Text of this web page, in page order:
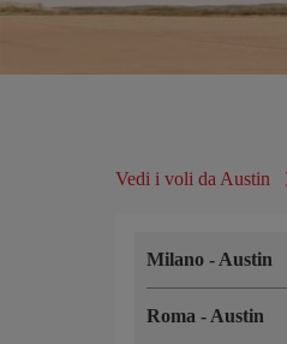
Vedi i voli da Austin
Milano - Austin
Roma - Austin